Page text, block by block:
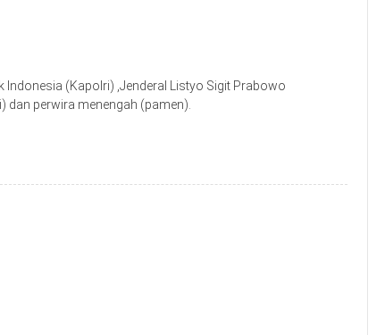
Indonesia (Kapolri) ,Jenderal Listyo Sigit Prabowo
dan perwira menengah (pamen).